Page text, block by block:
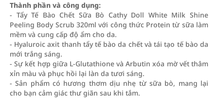
Thành phần và công dụng:
- Tẩy Tế Bào Chết Sữa Bò Cathy Doll White Milk Shine
Peeling Body Scrub 320ml với công thức Protein từ sữa làm
mềm và cung cấp độ ẩm cho da.
- Hyaluroic axit thanh tẩy tế bào da chết và tái tạo tế bào da
mới trắng sáng.
- Sự kết hợp giữa L-Glutathione và Arbutin xóa mờ vết thâm
xỉn màu và phục hồi lại làn da tươi sáng.
- Sản phẩm có hương thơm dịu nhẹ từ sữa bò, mang lại
cho bạn cảm giác thư giãn sau khi tắm.